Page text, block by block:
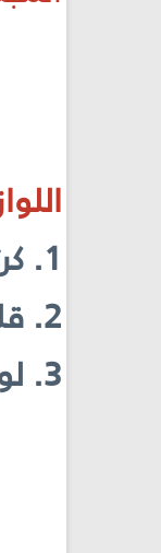
1. كرتونة كبيرة.
2. قلم ماركر.
3. لوح ولوازمه (إن لزم الأمر).